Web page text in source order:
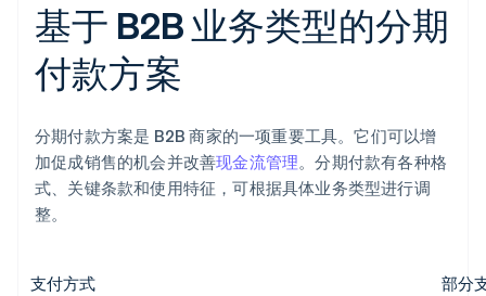
基于 B2B 业务类型的分期
付款方案
分期付款方案是 B2B 商家的一项重要工具。它们可以增
加促成销售的机会并改善现金流管理。分期付款有各种格
式、关键条款和使用特征，可根据具体业务类型进行调
整。
支付方式 部分